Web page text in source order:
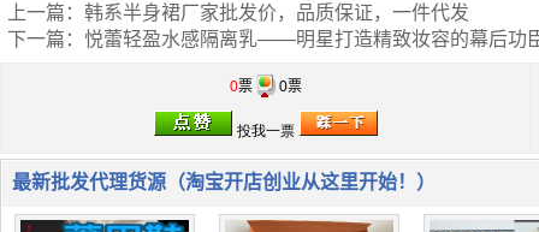
上一篇： 韩系半身裙厂家批发价，品质保证，一件代发
下一篇： 悦蕾轻盈水感隔离乳——明星打造精致妆容的幕后功
0票 0票
最新批发代理货源（淘宝开店创业从这里开始！）